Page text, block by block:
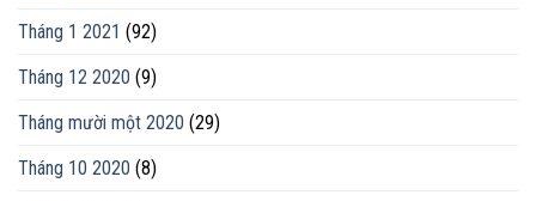
Tháng 1 2021 (92)
Tháng 12 2020 (9)
Tháng mười một 2020 (29)
Tháng 10 2020 (8)